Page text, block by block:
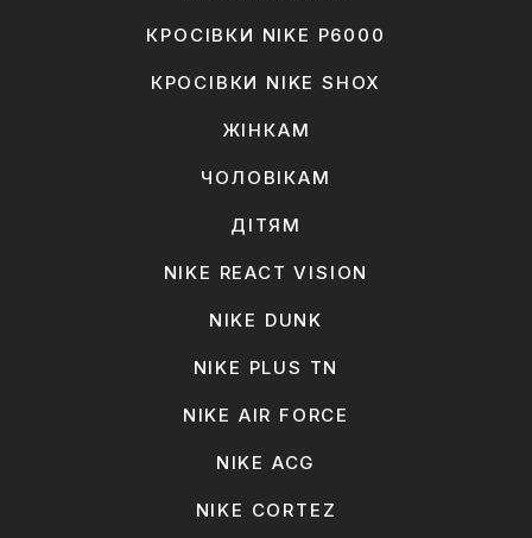
КРОСІВКИ NIKE P6000
КРОСІВКИ NIKE SHOX
ЖІНКАМ
ЧОЛОВІКАМ
ДІТЯМ
NIKE REACT VISION
NIKE DUNK
NIKE PLUS TN
NIKE AIR FORCE
NIKE ACG
NIKE CORTEZ